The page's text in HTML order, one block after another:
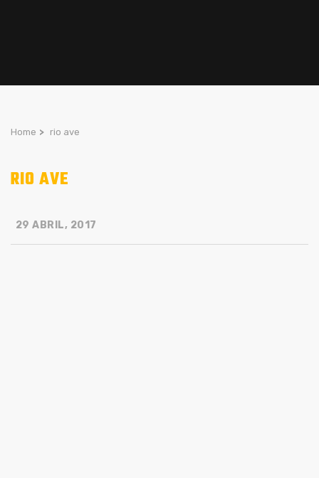
Home > rio ave
RIO AVE
29 ABRIL, 2017